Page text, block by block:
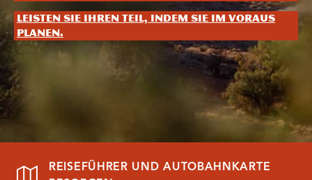
Leisten Sie Ihren Teil, indem Sie im Voraus
planen.
REISEFÜHRER UND AUTOBAHNKARTE